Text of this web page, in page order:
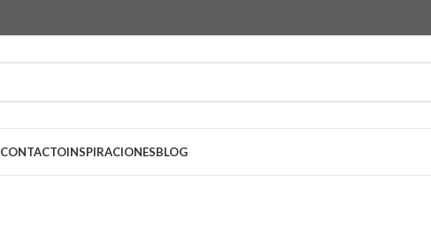
CONTACTOINSPIRACIONESBLOG